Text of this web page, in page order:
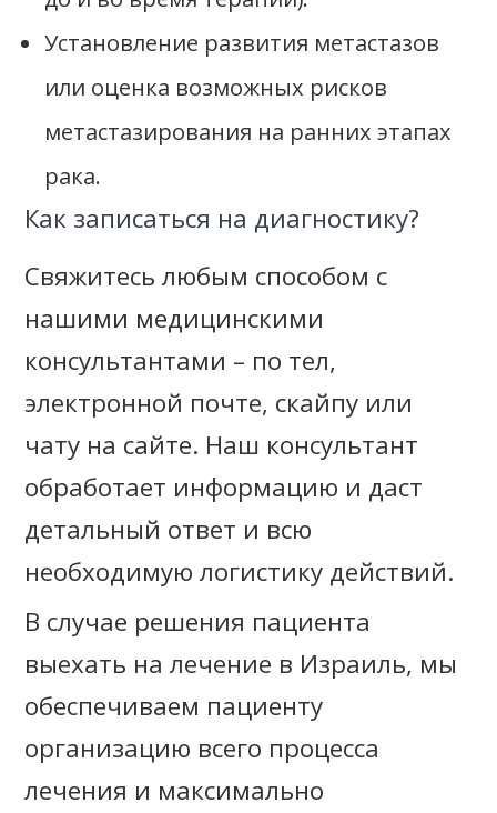
Установление развития метастазов
или оценка возможных рисков
метастазирования на ранних этапах
рака.
Как записаться на диагностику?
Свяжитесь любым способом с
нашими медицинскими
консультантами – по тел,
электронной почте, скайпу или
чату на сайте. Наш консультант
обработает информацию и даст
детальный ответ и всю
необходимую логистику действий.
В случае решения пациента
выехать на лечение в Израиль, мы
обеспечиваем пациенту
организацию всего процесса
лечения и максимально